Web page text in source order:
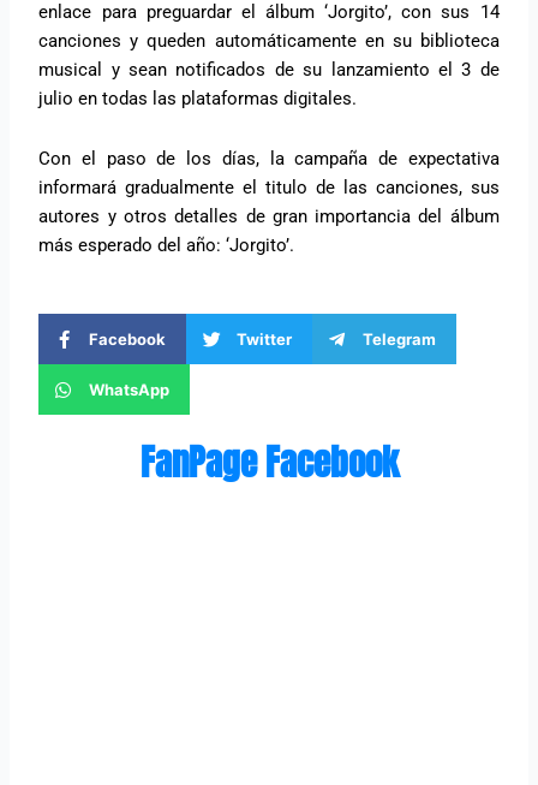
enlace para preguardar el álbum ‘Jorgito’, con sus 14
canciones y queden automáticamente en su biblioteca
musical y sean notificados de su lanzamiento el 3 de
julio en todas las plataformas digitales.
Con el paso de los días, la campaña de expectativa
informará gradualmente el titulo de las canciones, sus
autores y otros detalles de gran importancia del álbum
más esperado del año: ‘Jorgito’.
Facebook Twitter Telegram
WhatsApp
FanPage Facebook